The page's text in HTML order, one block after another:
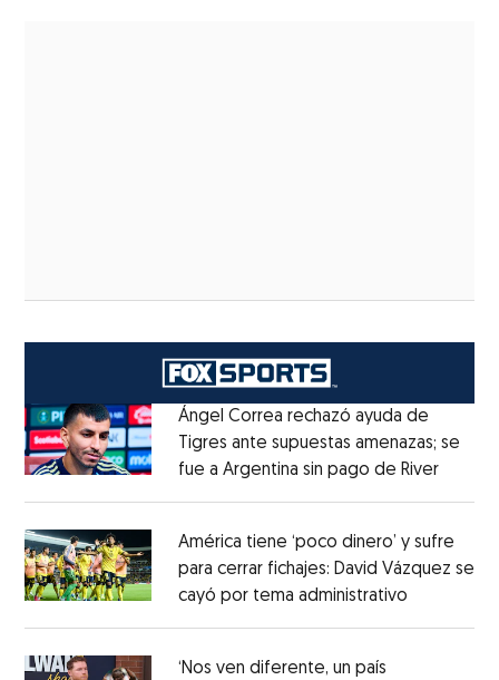
Ángel Correa rechazó ayuda de
Tigres ante supuestas amenazas; se
fue a Argentina sin pago de RiverOpens
América tiene ‘poco dinero’ y sufre
para cerrar fichajes: David Vázquez se
cayó por tema administrativo
‘Nos ven diferente, un país